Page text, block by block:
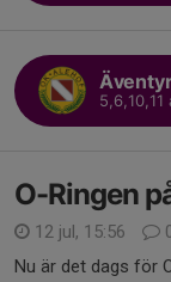
5,6,10,11
O-Ringen
12 jul, 15:56
Nu är det dags för